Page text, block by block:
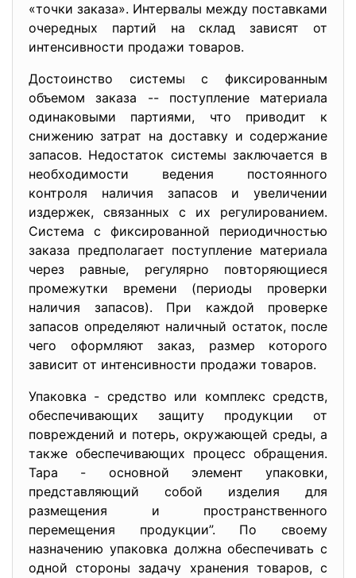
«точки заказа». Интервалы между поставками
очередных партий на склад зависят от
интенсивности продажи товаров.
Достоинство системы с фиксированным
объемом заказа -- поступление материала
одинаковыми партиями, что приводит к
снижению затрат на доставку и содержание
запасов. Недостаток системы заключается в
необходимости ведения постоянного
контроля наличия запасов и увеличении
издержек, связанных с их регулированием.
Система с фиксированной периодичностью
заказа предполагает поступление материала
через равные, регулярно повторяющиеся
промежутки времени (периоды проверки
наличия запасов). При каждой проверке
запасов определяют наличный остаток, после
чего оформляют заказ, размер которого
зависит от интенсивности продажи товаров.
Упаковка - средство или комплекс средств,
обеспечивающих защиту продукции от
повреждений и потерь, окружающей среды, а
также обеспечивающих процесс обращения.
Тара - основной элемент упаковки,
представляющий собой изделия для
размещения и пространственного
перемещения продукции”. По своему
назначению упаковка должна обеспечивать с
одной стороны задачу хранения товаров, с